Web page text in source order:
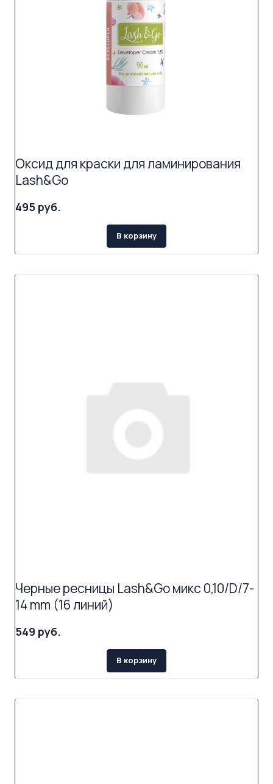
Оксид для краски для ламинирования
Lash&Go
495 руб.
В корзину
Черные ресницы Lash&Go микс 0,10/D/7-
14 mm (16 линий)
549 руб.
В корзину